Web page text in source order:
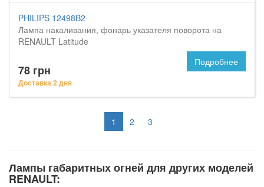
PHILIPS 12498B2
Лампа накаливания, фонарь указателя поворота на
RENAULT Latitude
78 грн
Доставка 2 дня
Подробнее
1 2 3
Лампы габаритных огней для других моделей
RENAULT: